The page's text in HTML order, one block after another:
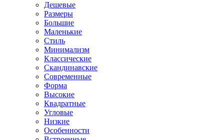
Дешевые
Размеры
Большие
Маленькие
Стиль
Минимализм
Классические
Скандинавские
Современные
Форма
Высокие
Квадратные
Угловые
Низкие
Особенности